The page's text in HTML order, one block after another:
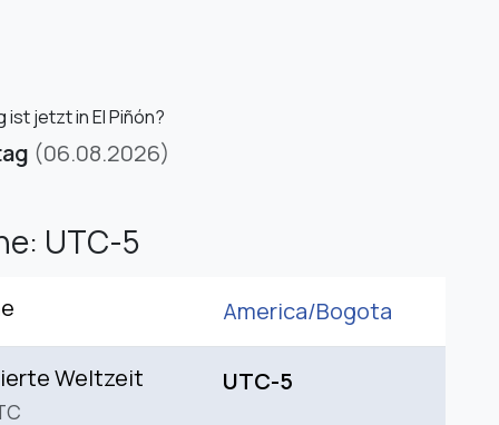
ist jetzt in El Piñón?
(06.08.2026)
UTC-5
America/Bogota
Weltzeit UTC-5